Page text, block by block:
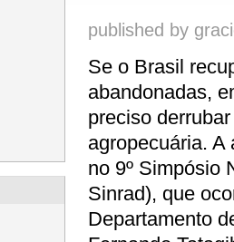
published by
Se o Brasil
abandonadas,
preciso
agropecuária.
no 9º Simpósio
Sinrad), que
Departamento